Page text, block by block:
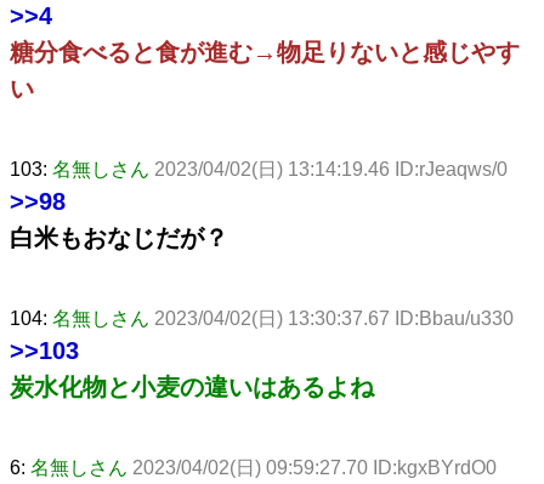
>>4
糖分食べると食が進む→物足りないと感じやす
い
103: 名無しさん 2023/04/02(日) 13:14:19.46 ID:rJeaqws/0
>>98
白米もおなじだが？
104: 名無しさん 2023/04/02(日) 13:30:37.67 ID:Bbau/u330
>>103
炭水化物と小麦の違いはあるよね
6: 名無しさん 2023/04/02(日) 09:59:27.70 ID:kgxBYrdO0